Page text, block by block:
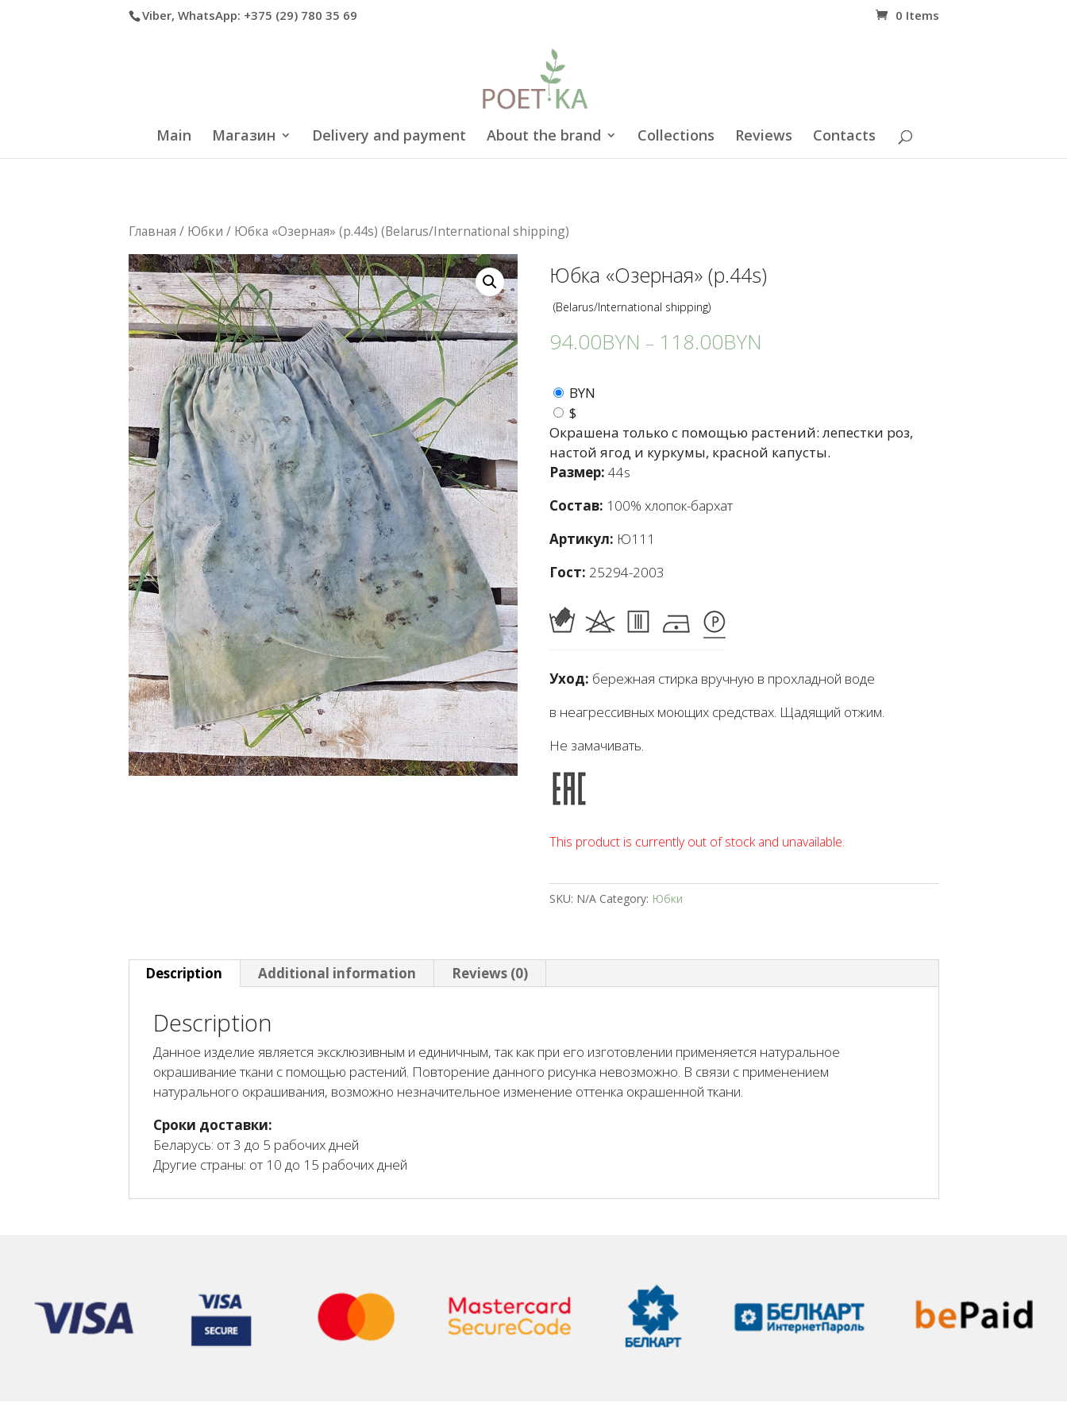
Viber, WhatsApp: +375 (29) 780 35 69 0 Items
Main Магазин Delivery and payment About the brand Collections Reviews Contacts
Главная / Юбки / Юбка «Озерная» (р.44s) (Belarus/International shipping)
Юбка «Озерная» (р.44s)
(Belarus/International shipping)
94.00BYN – 118.00BYN
BYN
$
Окрашена только с помощью растений: лепестки роз,
настой ягод и куркумы, красной капусты.
Размер:44s
Состав: 100% хлопок-бархат
Артикул: Ю111
Гост: 25294-2003
Уход: бережная стирка вручную в прохладной воде
в неагрессивных моющих средствах. Щадящий отжим.
Не замачивать.
This product is currently out of stock and unavailable.
SKU: N/A Category: Юбки
Description Additional information Reviews (0)
Description
Данное изделие является эксклюзивным и единичным, так как при его изготовлении применяется натуральное
окрашивание ткани с помощью растений. Повторение данного рисунка невозможно. В связи с применением
натурального окрашивания, возможно незначительное изменение оттенка окрашенной ткани.
Сроки доставки:
Беларусь: от 3 до 5 рабочих дней
Другие страны: от 10 до 15 рабочих дней